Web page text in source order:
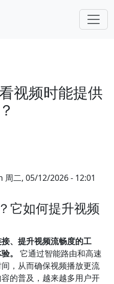
视频时能提供
周二, 05/12/2026 - 12:01
它如何提升视频
、提升视频流畅度的工
。
它通过智能路由和高速
，从而确保视频播放更流
的普及，越来越多用户开